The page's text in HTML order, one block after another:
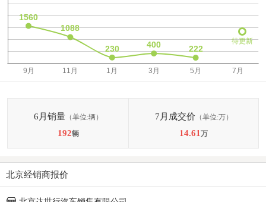
待更新
6月销量（单位:辆）
192辆
7月成交价（单位:万）
14.61 万
北京经销商报价